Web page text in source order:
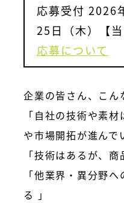
応募受付 2026
25日（木）【当
応募について
企業の皆さん、こん
「自社の技術や素
や市場開拓が進んで
「技術はあるが、
「他業界・異分野
る 」